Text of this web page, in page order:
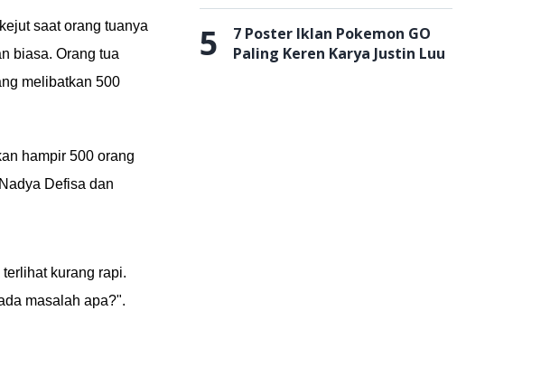
saat orang tuanya
biasa. Orang tua
melibatkan 500
hampir 500 orang
Defisa dan
kurang rapi.
masalah apa?".
5
7 Poster Iklan Pokemon GO
Paling Keren Karya Justin Luu